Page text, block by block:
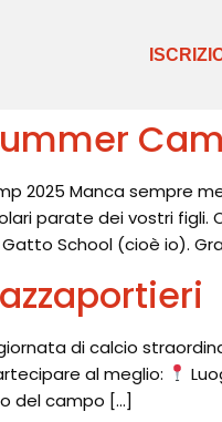
2025 Manca sempre
parate dei vostri figli.
School (cioè io).
di calcio
al meglio:
del campo […]